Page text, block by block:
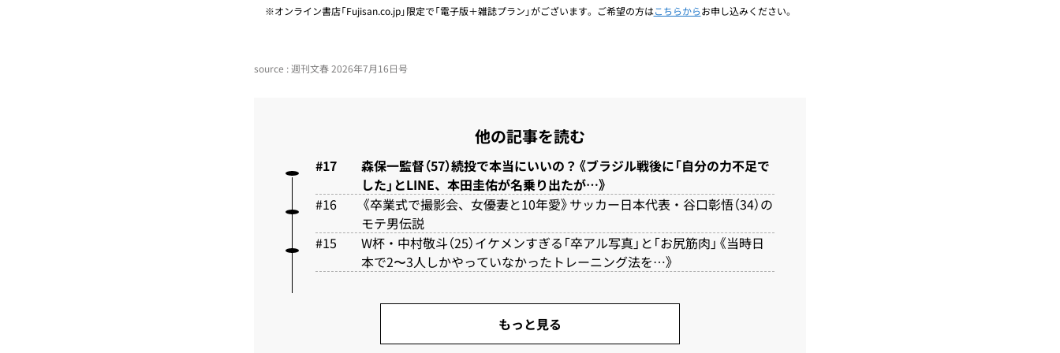
※オンライン書店「Fujisan.co.jp」限定で「電子版＋雑誌プラン」がございます。ご希望の方はこちらからお申し込みください。
source : 週刊文春 2026年7月16日号
他の記事を読む
森保一監督（57）続投で本当にいいの？《ブラジル戦後に「自分の力不足で
した」とLINE、本田圭佑が名乗り出たが…》
《卒業式で撮影会、女優妻と10年愛》サッカー日本代表・谷口彰悟（34）の
モテ男伝説
W杯・中村敬斗（25）イケメンすぎる「卒アル写真」と「お尻筋肉」《当時日
本で2〜3人しかやっていなかったトレーニング法を…》
もっと見る